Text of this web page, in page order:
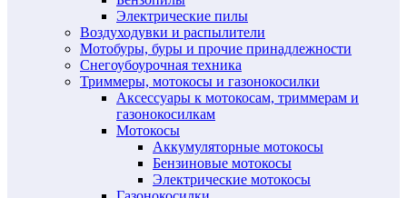
Электрические пилы
Воздуходувки и распылители
Мотобуры, буры и прочие принадлежности
Снегоубоурочная техника
Триммеры, мотокосы и газонокосилки
Аксессуары к мотокосам, триммерам и
газонокосилкам
Мотокосы
Аккумуляторные мотокосы
Бензиновые мотокосы
Электрические мотокосы